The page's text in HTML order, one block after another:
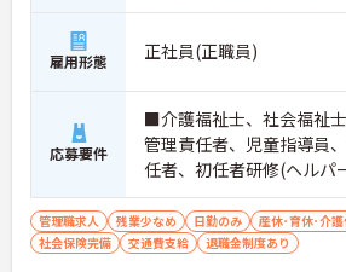
雇用形態 正社員(正職員)
応募要件
■介護福祉士、社会福祉
管理責任者、児童指導員
任者、初任者研修(ヘルパ
れか必須 ■普通自動車運
定可） ■経験必須
管理職求人 残業少なめ 日勤のみ
産休･育休･介
社会保険完備
交通費支給 退職金制度あり